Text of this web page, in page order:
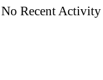
No Recent Activity